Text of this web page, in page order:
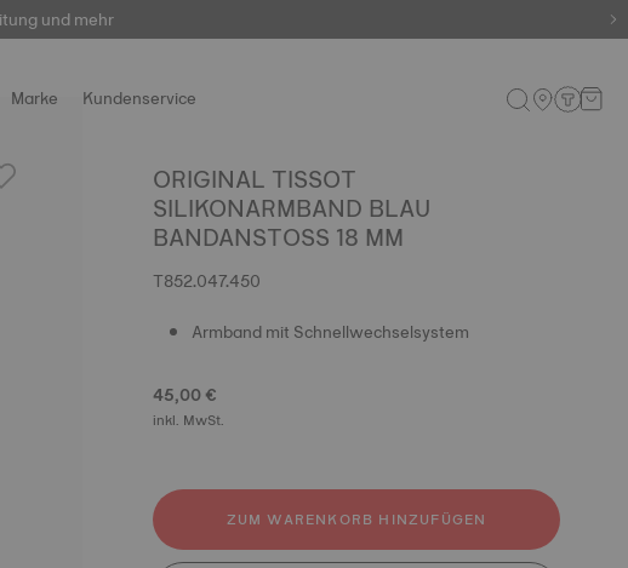
und mehr
Marke Kundenservice
ORIGINAL TISSOT
SILIKONARMBAND BLAU
BANDANSTOSS 18 MM
T852.047.450
Armband mit Schnellwechselsystem
45,00 €
inkl. MwSt.
ZUM WARENKORB HINZUFÜGEN